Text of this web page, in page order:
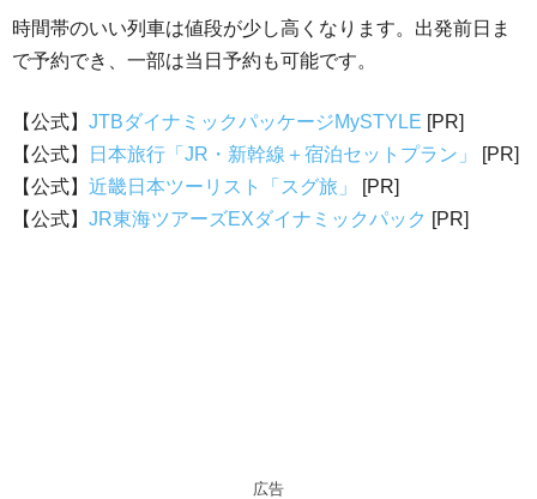
時間帯のいい列車は値段が少し高くなります。出発前日ま
で予約でき、一部は当日予約も可能です。
【公式】 JTBダイナミックパッケージMySTYLE [PR]
【公式】
日本旅行「JR・新幹線＋宿泊セットプラン」
[PR]
【公式】 近畿日本ツーリスト「スグ旅」
[PR]
【公式】 JR東海ツアーズEXダイナミックパック [PR]
広告